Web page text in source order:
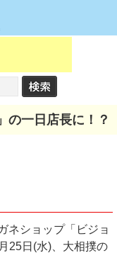
の一日店長に！？
ネショップ「ビジョ
25日(水)、大相撲の